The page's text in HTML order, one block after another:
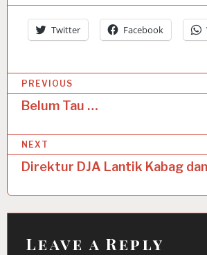
Twitter Facebook
o
s
t
n
a
v
PREVIOUS
Belum Tau …
NEXT
Direktur DJA Lantik Kabag
Leave a Reply